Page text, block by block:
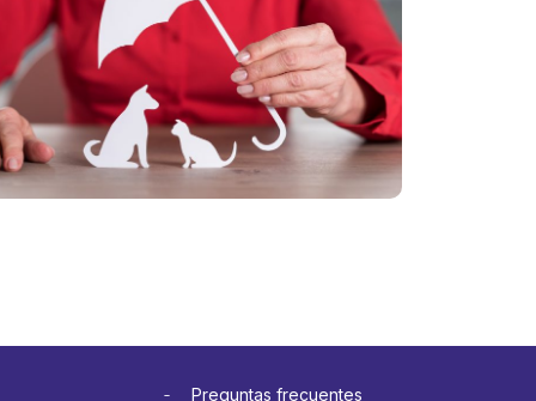
seguro
cuidar su
gastos
inesperados
Preguntas frecuentes